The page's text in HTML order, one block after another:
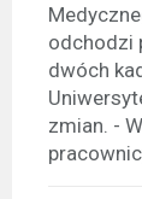
odchodzi
dwóch
zmian. -